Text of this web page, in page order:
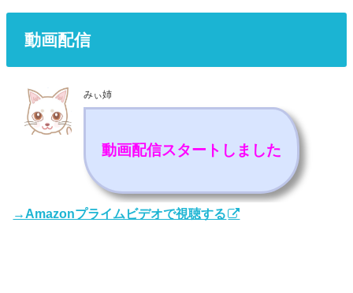
動画配信
みぃ姉
動画配信スタートしました
→Amazonプライムビデオで視聴する